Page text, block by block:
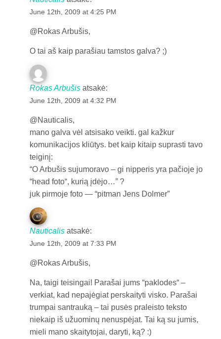
June 12th, 2009 at 4:25 PM
@Rokas Arbušis,
O tai aš kaip parašiau tamstos galva? ;)
Rokas Arbušis atsakė:
June 12th, 2009 at 4:32 PM
@Nauticalis,
mano galva vėl atsisako veikti. gal kažkur
komunikacijos kliūtys. bet kaip kitaip suprasti tavo
teiginį:
“O Arbušis sujumoravo – gi nipperis yra pačioje jo
“head foto“, kurią įdėjo…” ?
juk pirmoje foto — “pitman Jens Dolmer”
Nauticalis atsakė:
June 12th, 2009 at 7:33 PM
@Rokas Arbušis,
Na, taigi teisingai! Parašai jums “paklodes“ –
verkiat, kad nepajėgiat perskaityti visko. Parašai
trumpai santrauką – tai pusės praleisto teksto
niekaip iš užuominų nenuspėjat. Tai ką su jumis,
mieli mano skaitytojai, daryti, ką? :)